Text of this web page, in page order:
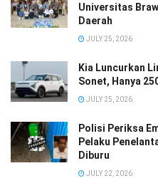
Universitas
Daerah
JULY 25, 2026
Kia Luncurkan
Sonet, Hanya
JULY 25, 2026
Polisi Periksa
Pelaku
Diburu
JULY 22, 2026